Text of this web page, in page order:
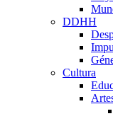
DDHH
Cultura